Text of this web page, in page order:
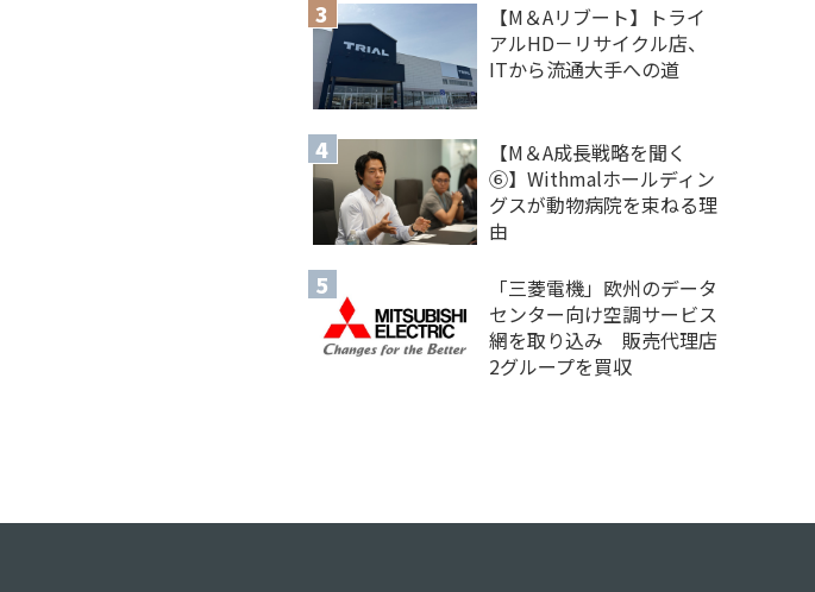
【M＆Aリブート】トライ
アルHD－リサイクル店、
ITから流通大手への道
【M＆A 成長戦略を聞く
⑥】Withmalホールディン
グスが動物病院を束ねる理
由
「三菱電機」欧州のデータ
センター向け空調サービス
網を取り込み 販売代理店
2グループを買収